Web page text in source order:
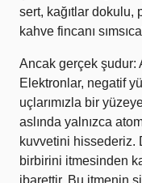
sert, kağıtlar dokulu,
kahve fincanı
Ancak gerçek şudur:
Elektronlar, negatif
uçlarımızla bir
aslında yalnızca
kuvvetini hissederiz.
birbirini itmesinden
ibarettir. Bu itmenin